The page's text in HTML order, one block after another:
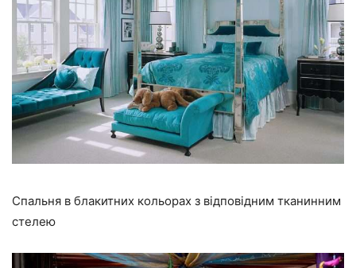
Спальня в блакитних кольорах з відповідним тканинним
стелею